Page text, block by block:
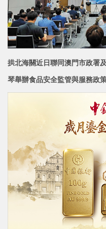
拱北海關近日聯同澳門市政署及
琴舉辦食品安全監管與服務政